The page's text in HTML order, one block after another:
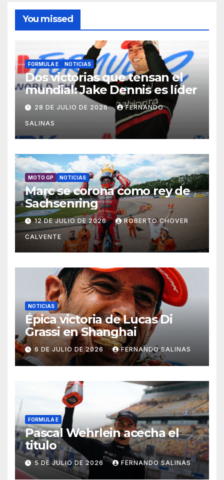
You missed
FORMULA E NOTICIAS
Dos victorias que tensan el
mundial: Jake Dennis es líder
28 DE JULIO DE 2026 FERNANDO
SALINAS
MOTO GP NOTICIAS
Marc se corona como rey de
Sachsenring
12 DE JULIO DE 2026 ROBERTO CHOVER
CALVENTE
NOTICIAS
Épica victoria de Lucas Di
Grassi en Shanghai
6 DE JULIO DE 2026 FERNANDO SALINAS
FORMULA E
Pascal Wehrlein acecha el
titulo
5 DE JULIO DE 2026 FERNANDO SALINAS